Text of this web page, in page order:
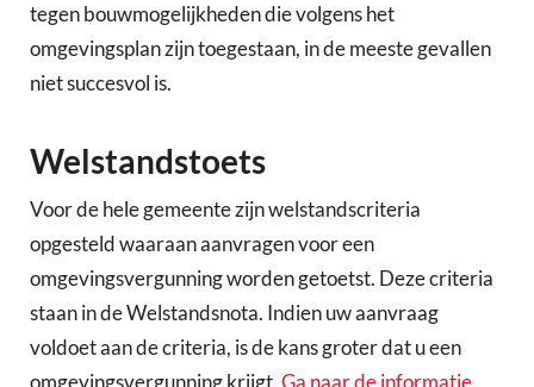
tegen bouwmogelijkheden die volgens het
omgevingsplan zijn toegestaan, in de meeste gevallen
niet succesvol is.
Welstandstoets
Voor de hele gemeente zijn welstandscriteria
opgesteld waaraan aanvragen voor een
omgevingsvergunning worden getoetst. Deze criteria
staan in de Welstandsnota. Indien uw aanvraag
voldoet aan de criteria, is de kans groter dat u een
omgevingsvergunning krijgt. Ga naar de informatie